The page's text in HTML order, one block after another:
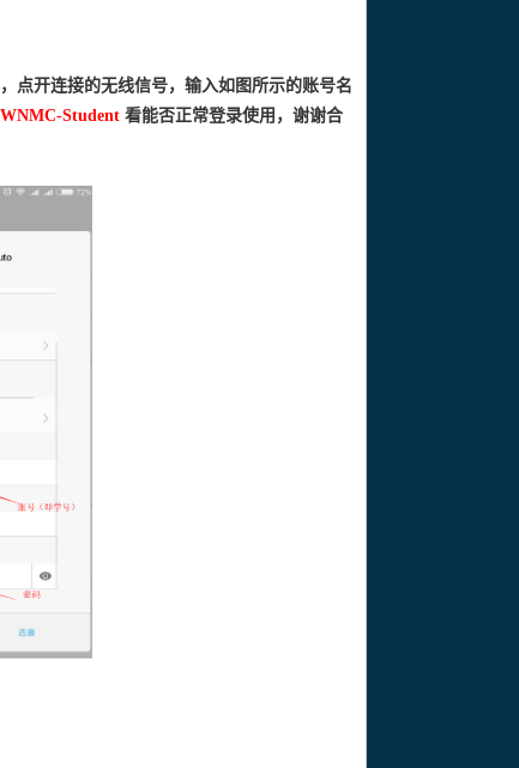
点开连接的无线信号，输入如图所示的账号名
WNMC-Student 看能否正常登录使用，谢谢合